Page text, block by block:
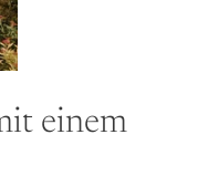
einem